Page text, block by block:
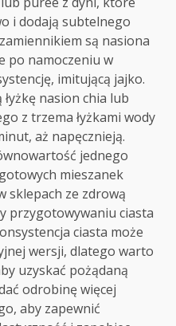
i dodają subtelnego
są nasiona
po namoczeniu w
imitującą jajko.
nasion chia lub
z trzema łyżkami wody
aż napęcznieją.
jednego
mieszanek
sklepach ze zdrową
przygotowywaniu ciasta
ciasta może
wersji, dlatego warto
uzyskać pożądaną
odrobinę więcej
aby zapewnić